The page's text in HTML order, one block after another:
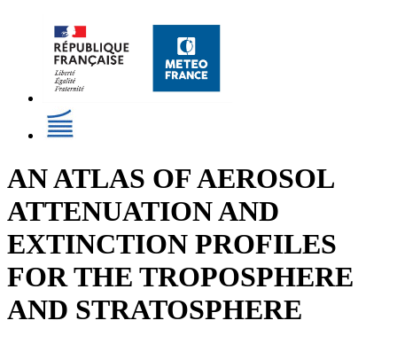
AN ATLAS OF AEROSOL
ATTENUATION AND
EXTINCTION PROFILES
FOR THE TROPOSPHERE
AND STRATOSPHERE